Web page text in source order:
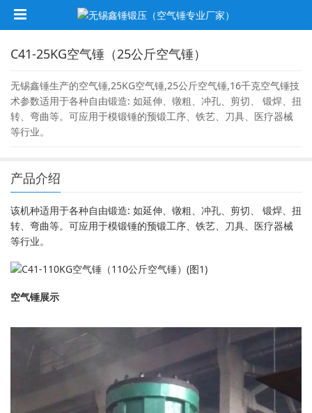
C41-25KG空气锤（25公斤空气锤）
无锡鑫锤生产的空气锤,25KG空气锤,25公斤空气锤,16千克空气锤技
术参数适用于各种自由锻造: 如延伸、镦粗、冲孔、剪切、 锻焊、扭
转、弯曲等。可应用于模锻锤的预锻工序、铁艺、刀具、医疗器械
等行业。
产品介绍
该机种适用于各种自由锻造: 如延伸、镦粗、冲孔、剪切、 锻焊、扭
转、弯曲等。可应用于模锻锤的预锻工序、铁艺、刀具、医疗器械
等行业。
空气锤展示